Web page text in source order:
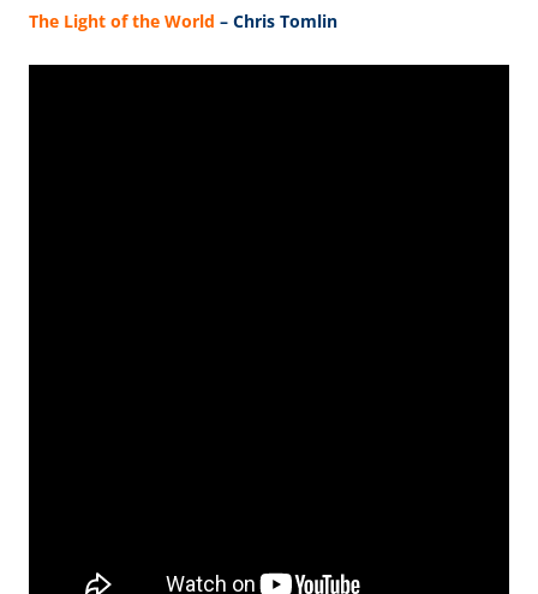
The Light of the World – Chris Tomlin